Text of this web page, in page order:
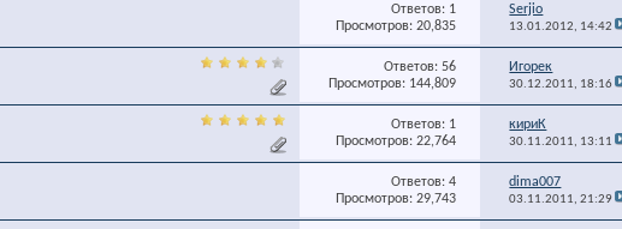
Ответов: 1
Просмотров: 20,835
Serjio
13.01.2012, 14:42
Ответов: 56
Просмотров: 144,809
Игорек
30.12.2011, 18:16
Ответов: 1
Просмотров: 22,764
кириК
30.11.2011, 13:11
Ответов: 4
Просмотров: 29,743
dima007
03.11.2011,21:29